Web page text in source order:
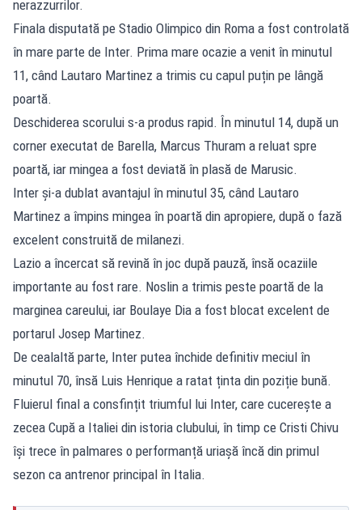
nerazzurrilor.
Finala disputată pe Stadio Olimpico din Roma a fost controlată
în mare parte de Inter. Prima mare ocazie a venit în minutul
11, când Lautaro Martinez a trimis cu capul puțin pe lângă
poartă.
Deschiderea scorului s-a produs rapid. În minutul 14, după un
corner executat de Barella, Marcus Thuram a reluat spre
poartă, iar mingea a fost deviată în plasă de Marusic.
Inter și-a dublat avantajul în minutul 35, când Lautaro
Martinez a împins mingea în poartă din apropiere, după o fază
excelent construită de milanezi.
Lazio a încercat să revină în joc după pauză, însă ocaziile
importante au fost rare. Noslin a trimis peste poartă de la
marginea careului, iar Boulaye Dia a fost blocat excelent de
portarul Josep Martinez.
De cealaltă parte, Inter putea închide definitiv meciul în
minutul 70, însă Luis Henrique a ratat ținta din poziție bună.
Fluierul final a consfințit triumful lui Inter, care cucerește a
zecea Cupă a Italiei din istoria clubului, în timp ce Cristi Chivu
își trece în palmares o performanță uriașă încă din primul
sezon ca antrenor principal în Italia.